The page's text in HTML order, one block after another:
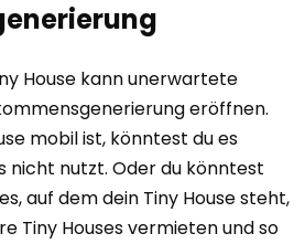
House kann unerwartete
eröffnen.
mobil ist, könntest du es
nicht nutzt. Oder du könntest
auf dem dein Tiny House steht,
Tiny Houses vermieten und so